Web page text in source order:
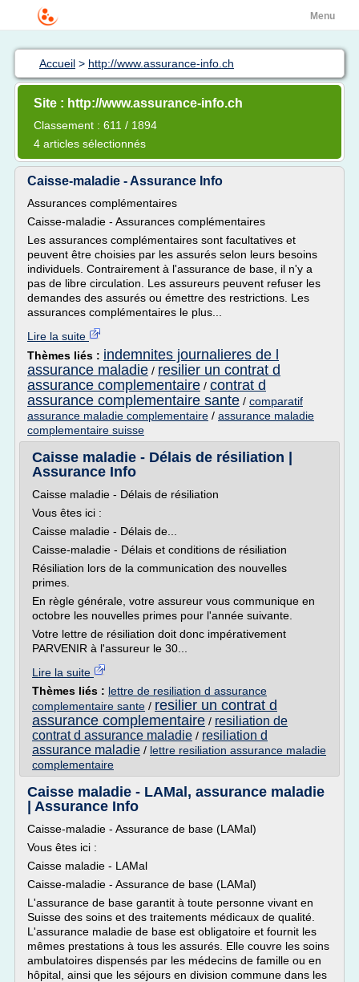
Menu
Accueil > http://www.assurance-info.ch
Site : http://www.assurance-info.ch
Classement : 611 / 1894
4 articles sélectionnés
Caisse-maladie - Assurance Info
Assurances complémentaires
Caisse-maladie - Assurances complémentaires
Les assurances complémentaires sont facultatives et
peuvent être choisies par les assurés selon leurs besoins
individuels. Contrairement à l'assurance de base, il n'y a
pas de libre circulation. Les assureurs peuvent refuser les
demandes des assurés ou émettre des restrictions. Les
assurances complémentaires le plus...
Lire la suite
Thèmes liés : indemnites journalieres de l
assurance maladie / resilier un contrat d
assurance complementaire / contrat d
assurance complementaire sante / comparatif
assurance maladie complementaire / assurance maladie
complementaire suisse
Caisse maladie - Délais de résiliation |
Assurance Info
Caisse maladie - Délais de résiliation
Vous êtes ici :
Caisse maladie - Délais de...
Caisse-maladie - Délais et conditions de résiliation
Résiliation lors de la communication des nouvelles
primes.
En règle générale, votre assureur vous communique en
octobre les nouvelles primes pour l'année suivante.
Votre lettre de résiliation doit donc impérativement
PARVENIR à l'assureur le 30...
Lire la suite
Thèmes liés : lettre de resiliation d assurance
complementaire sante / resilier un contrat d
assurance complementaire / resiliation de
contrat d assurance maladie / resiliation d
assurance maladie / lettre resiliation assurance maladie
complementaire
Caisse maladie - LAMal, assurance maladie
| Assurance Info
Caisse-maladie - Assurance de base (LAMal)
Vous êtes ici :
Caisse maladie - LAMal
Caisse-maladie - Assurance de base (LAMal)
L'assurance de base garantit à toute personne vivant en
Suisse des soins et des traitements médicaux de qualité.
L'assurance maladie de base est obligatoire et fournit les
mêmes prestations à tous les assurés. Elle couvre les soins
ambulatoires dispensés par les médecins de famille ou en
hôpital, ainsi que les séjours en division commune dans les